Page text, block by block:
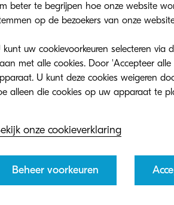
Niet
Kijk
beter te begrijpen hoe onze website
op de bezoekers van onze
kunt uw cookievoorkeuren selecteren via
met alle cookies. Door 'Accepteer
U kunt deze cookies weigeren
onze cookieverklaring
Beheer voorkeuren